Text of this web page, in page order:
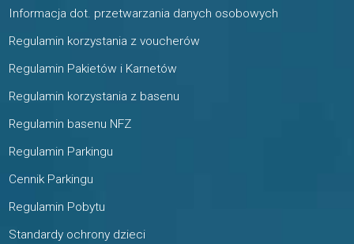
Informacja dot. przetwarzania danych osobowych
Regulamin korzystania z voucherów
Regulamin Pakietów i Karnetów
Regulamin korzystania z basenu
Regulamin basenu NFZ
Regulamin Parkingu
Cennik Parkingu
Regulamin Pobytu
Standardy ochrony dzieci